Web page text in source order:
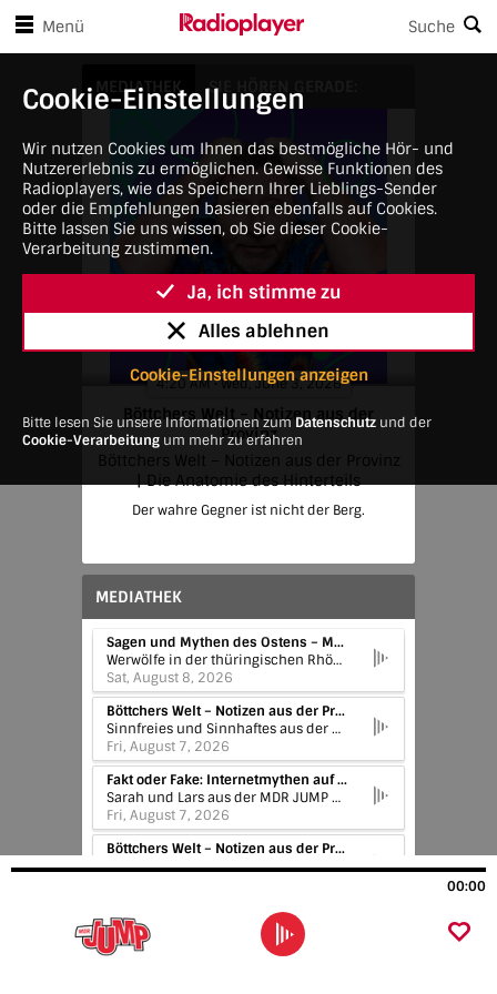
Cookie-Einstellungen
Wir nutzen Cookies um Ihnen das bestmögliche Hör- und
Nutzererlebnis zu ermöglichen. Gewisse Funktionen des
Radioplayers, wie das Speichern Ihrer Lieblings-Sender
oder die Empfehlungen basieren ebenfalls auf Cookies.
Bitte lassen Sie uns wissen, ob Sie dieser Cookie-
Verarbeitung zustimmen.
Ja, ich stimme zu
Alles ablehnen
Cookie-Einstellungen anzeigen
Bitte lesen Sie unsere Informationen zumDatenschutz und der
Cookie-Verarbeitung um mehr zu erfahren
Zum Hauptinhalt springen
Player-Steuerungen springen
Menü Suche
Böttchers Welt – Notizen aus der Provinz
MEDIATHEK SIE HÖREN GERADE:
4:20 AM • Wed, June 3, 2026
Böttchers Welt – Notizen aus der
Provinz
Böttchers Welt – Notizen aus der Provinz
| Die Anatomie des Hinterteils
Der wahre Gegner ist nicht der Berg.
MEDIATHEK
Sagen und Mythen des Ostens – MDR JUMP | Schrebergärten
Werwölfe in der thüringischen Rhön, der Robin Hood aus dem Erzgebirge und ein Schlossgeist in Wernigerode - in manchen Gegenden gibt es gruselige Legenden und spannende Sagen aus alten Zeiten. Wir stellen sie vor.
Sat, August 8, 2026
Böttchers Welt – Notizen aus der Provinz | Geschenkidee
Sinnfreies und Sinnhaftes aus der mitteldeutschen Provinz – das ist das Steckenpferd von Thomas Böttcher. Launig philosophiert er über seine Alltagserlebnisse. Seine Glosse gibt es täglich hier bei MDR JUMP.
Fri, August 7, 2026
Fakt oder Fake: Internetmythen auf dem Prüfstand – MDR JUMP | Ist Vanille-Eis gesund?
Sarah und Lars aus der MDR JUMP Morningshow prüfen gemeinsam mit Experten wilde Internetmythen auf ihren Wahrheitsgehalt. Ist es ein Fakt oder nur ein Fake?
Fri, August 7, 2026
Böttchers Welt – Notizen aus der Provinz | Bumerang im Mund
Wer wirft hier den ersten?
Thu, August 6, 2026
00:00